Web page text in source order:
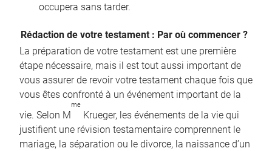
occupera sans tarder.
Rédaction de votre testament : Par où commencer ?
La préparation de votre testament est une première
étape nécessaire, mais il est tout aussi important de
vous assurer de revoir votre testament chaque fois que
vous êtes confronté à un événement important de la
vie. Selon M
me
Krueger, les événements de la vie qui
justifient une révision testamentaire comprennent le
mariage, la séparation ou le divorce, la naissance d’un